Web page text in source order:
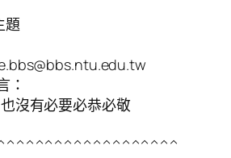
題
：
沒有必要必恭必敬